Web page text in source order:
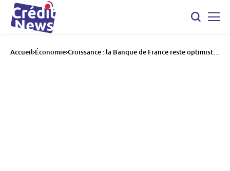
Accueil Économie Croissance : la Banque de France reste optimiste
malgré les vents contraires